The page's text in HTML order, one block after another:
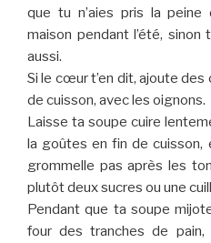
que tu n’aies pris la
maison pendant l’été,
aussi.
Si le cœur t’en dit, ajoute
de cuisson, avec les oignons.
Laisse ta soupe cuire
la goûtes en fin de cuisson,
grommelle pas après les
plutôt deux sucres ou une
Pendant que ta soupe
four des tranches de pain,